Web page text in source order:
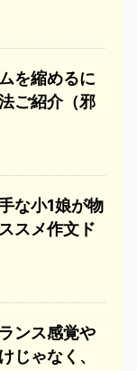
を縮めるに
ご紹介（邪
な小1娘が物
スメ作文ド
ンス感覚や
じゃなく、